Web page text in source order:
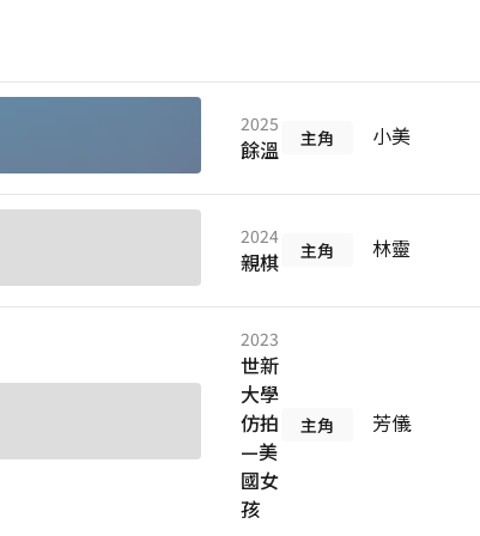
2025
餘溫 主角 小美
2024
親棋 主角 林靈
2023
世新
大學
仿拍
—美
國女
孩
主角 芳儀